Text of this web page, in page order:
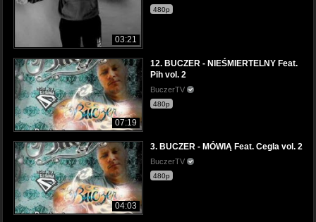
03:21
480p
07:19
12. BUCZER - NIEŚMIERTELNY Feat.
Pih vol. 2
BuczerTV
480p
04:03
3. BUCZER - MÓWIĄ Feat. Cegla vol. 2
BuczerTV
480p